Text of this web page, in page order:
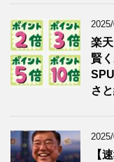
楽
賢
さ
【